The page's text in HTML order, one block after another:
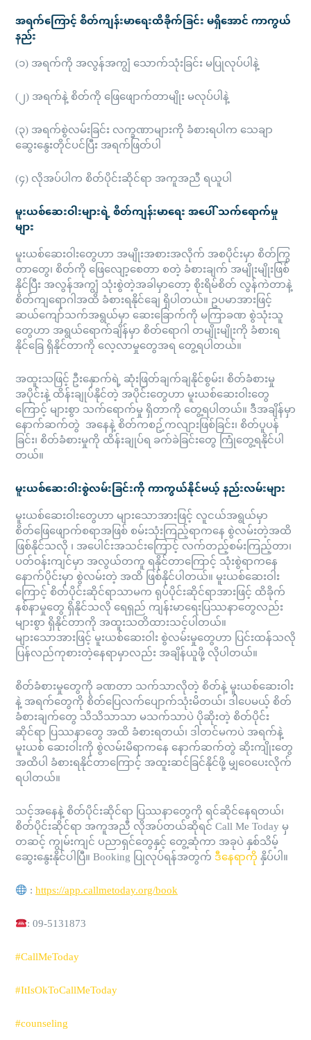
အရက်ကြောင့် စိတ်ကျန်းမာရေးထိခိုက်ခြင်း မရှိအောင် ကာကွယ်
နည်း
(၁) အရက်ကို အလွန်အကျွံ သောက်သုံးခြင်း မပြုလုပ်ပါနဲ့
(၂) အရက်နဲ့ စိတ်ကို ဖြေဖျောက်တာမျိုး မလုပ်ပါနဲ့
(၃) အရက်စွဲလမ်းခြင်း လက္ခဏာများကို ခံစားရပါက သေချာ
ဆွေးနွေးတိုင်ပင်ပြီး အရက်ဖြတ်ပါ
(၄) လိုအပ်ပါက စိတ်ပိုင်းဆိုင်ရာ အကူအညီ ရယူပါ
မူးယစ်ဆေးဝါးများရဲ့ စိတ်ကျန်းမာရေး အပေါ် သက်ရောက်မှု
များ
မူးယစ်ဆေးဝါးတွေဟာ အမျိုးအစားအလိုက် အစပိုင်းမှာ စိတ်ကြွ
တာတွေ၊ စိတ်ကို ဖြေလျော့စေတာ စတဲ့ ခံစားချက် အမျိုးမျိုးဖြစ်
နိုင်ပြီး အလွန်အကျွံ သုံးစွဲတဲ့အခါမှာတော့ စိုးရိမ်စိတ် လွန်ကဲတာနဲ့
စိတ်ကျရောဂါအထိ ခံစားရနိုင်ချေ ရှိပါတယ်။ ဥပမာအားဖြင့်
ဆယ်ကျော်သက်အရွယ်မှာ ဆေးခြောက်ကို မကြာခဏ စွဲသုံးသူ
တွေဟာ အရွယ်ရောက်ချိန်မှာ စိတ်ရောဂါ တမျိုးမျိုးကို ခံစားရ
နိုင်ခြေ ရှိနိုင်တာကို လေ့လာမှုတွေအရ တွေ့ရပါတယ်။
အထူးသဖြင့် ဦးနှောက်ရဲ့ ဆုံးဖြတ်ချက်ချနိုင်စွမ်း၊ စိတ်ခံစားမှု
အပိုင်းနဲ့ ထိန်းချုပ်နိုင်တဲ့ အပိုင်းတွေဟာ မူးယစ်ဆေးဝါးတွေ
ကြောင့် များစွာ သက်ရောက်မှု ရှိတာကို တွေ့ရပါတယ်။ ဒီအချိန်မှာ
နောက်ဆက်တွဲ အနေနဲ့ စိတ်ကစဥ့်ကလျားဖြစ်ခြင်း၊ စိတ်ပူပန်
ခြင်း၊ စိတ်ခံစားမှုကို ထိန်းချုပ်ရ ခက်ခဲခြင်းတွေ ကြုံတွေ့ရနိုင်ပါ
တယ်။
မူးယစ်ဆေးဝါးစွဲလမ်းခြင်းကို ကာကွယ်နိုင်မယ့် နည်းလမ်းများ
မူးယစ်ဆေးဝါးတွေဟာ များသောအားဖြင့် လူငယ်အရွယ်မှာ
စိတ်ဖြေဖျောက်စရာအဖြစ် စမ်းသုံးကြည့်ရာကနေ စွဲလမ်းတဲ့အထိ
ဖြစ်နိုင်သလို ၊ အပေါင်းအသင်းကြောင့် လက်တည့်စမ်းကြည့်တာ၊
ပတ်ဝန်းကျင်မှာ အလွယ်တကူ ရနိုင်တာကြောင့် သုံးစွဲရာကနေ
နောက်ပိုင်းမှာ စွဲလမ်းတဲ့ အထိ ဖြစ်နိုင်ပါတယ်။ မူးယစ်ဆေးဝါး
ကြောင့် စိတ်ပိုင်းဆိုင်ရာသာမက ရုပ်ပိုင်းဆိုင်ရာအားဖြင့် ထိခိုက်
နစ်နာမှုတွေ ရှိနိုင်သလို ရေရှည် ကျန်းမာရေးပြဿနာတွေလည်း
များစွာ ရှိနိုင်တာကို အထူးသတိထားသင့်ပါတယ်။
များသောအားဖြင့် မူးယစ်ဆေးဝါး စွဲလမ်းမှုတွေဟာ ပြင်းထန်သလို
ပြန်လည်ကုစားတဲ့နေရာမှာလည်း အချိန်ယူဖို့ လိုပါတယ်။
စိတ်ခံစားမှုတွေကို ခဏတာ သက်သာလိုတဲ့ စိတ်နဲ့ မူးယစ်ဆေးဝါး
နဲ့ အရက်တွေကို စိတ်ပြေလက်ပျောက်သုံးမိတယ်၊ ဒါပေမယ့် စိတ်
ခံစားချက်တွေ သိသိသာသာ မသက်သာပဲ ပိုဆိုးတဲ့ စိတ်ပိုင်း
ဆိုင်ရာ ပြဿနာတွေ အထိ ခံစားရတယ်၊ ဒါတင်မကပဲ အရက်နဲ့
မူးယစ် ဆေးဝါးကို စွဲလမ်းမိရာကနေ နောက်ဆက်တွဲ ဆိုးကျိုးတွေ
အထိပါ ခံစားရနိုင်တာကြောင့် အထူးဆင်ခြင်နိုင်ဖို့ မျှဝေပေးလိုက်
ရပါတယ်။
သင့်အနေနဲ့ စိတ်ပိုင်းဆိုင်ရာ ပြဿနာတွေကို ရင်ဆိုင်နေရတယ်၊
စိတ်ပိုင်းဆိုင်ရာ အကူအညီ လိုအပ်တယ်ဆိုရင် Call Me Today မှ
တဆင့် ကျွမ်းကျင် ပညာရှင်တွေနှင့် တွေ့ဆုံကာ အခုပဲ နှစ်သိမ့်
ဆွေးနွေးနိုင်ပါပြီ။ Booking ပြုလုပ်ရန်အတွက်ဒီနေရာကိုနှိပ်ပါ။
:https://app.callmetoday.org/book
: 09-5131873
#CallMeToday
#ItIsOkToCallMeToday
#counseling